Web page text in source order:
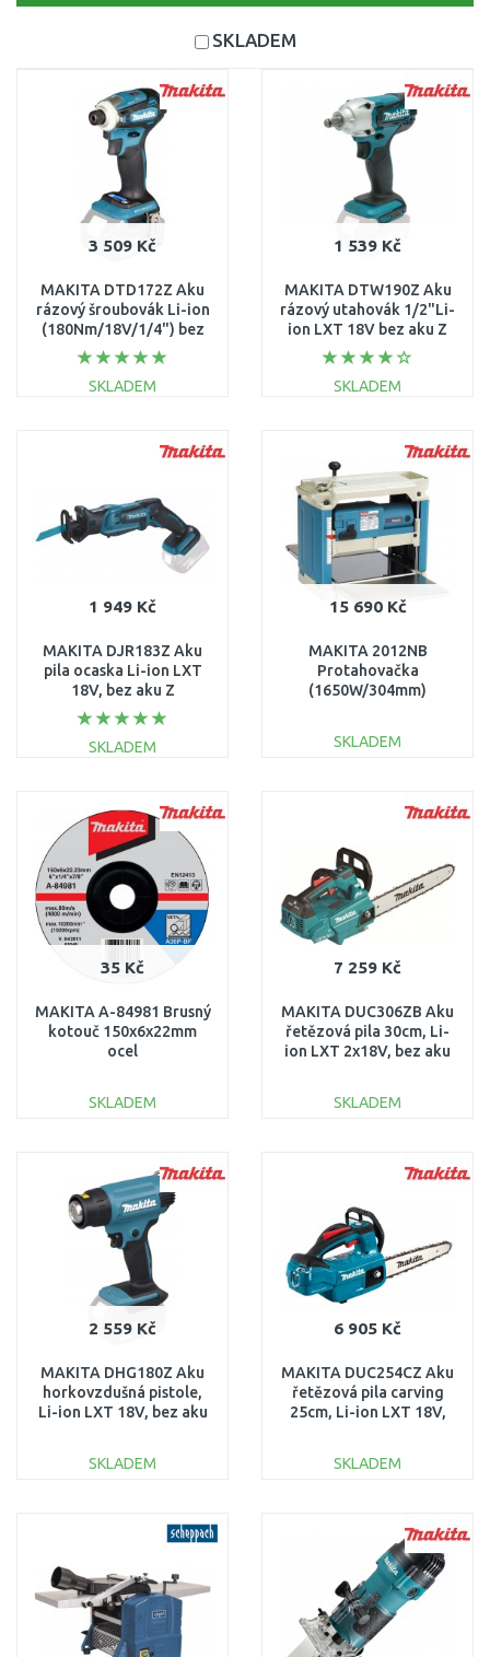
SKLADEM
3 509 Kč
MAKITA DTD172Z Aku
rázový šroubovák Li-ion
(180Nm/18V/1/4") bez
aku Z
SKLADEM
1 539 Kč
MAKITA DTW190Z Aku
rázový utahovák 1/2"Li-
ion LXT 18V bez aku Z
SKLADEM
Porovnat
1 949 Kč
MAKITA DJR183Z Aku
pila ocaska Li-ion LXT
18V, bez aku Z
SKLADEM
Porovnat
15 690 Kč
MAKITA 2012NB
Protahovačka
(1650W/304mm)
SKLADEM
35 Kč
MAKITA A-84981 Brusný
kotouč 150x6x22mm
ocel
SKLADEM
Porovnat
7 259 Kč
MAKITA DUC306ZB Aku
řetězová pila 30cm, Li-
ion LXT 2x18V, bez aku
SKLADEM
2 559 Kč
MAKITA DHG180Z Aku
horkovzdušná pistole,
Li-ion LXT 18V, bez aku
SKLADEM
6 905 Kč
MAKITA DUC254CZ Aku
řetězová pila carving
25cm, Li-ion LXT 18V,
SKLADEM
Porovnat